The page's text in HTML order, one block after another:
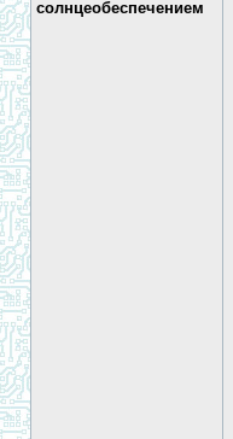
солнцеобеспечением